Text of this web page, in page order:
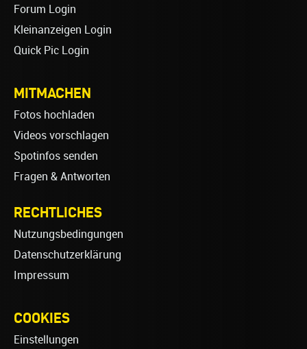
Forum Login
Kleinanzeigen Login
Quick Pic Login
MITMACHEN
Fotos hochladen
Videos vorschlagen
Spotinfos senden
Fragen & Antworten
RECHTLICHES
Nutzungsbedingungen
Datenschutzerklärung
Impressum
COOKIES
Einstellungen